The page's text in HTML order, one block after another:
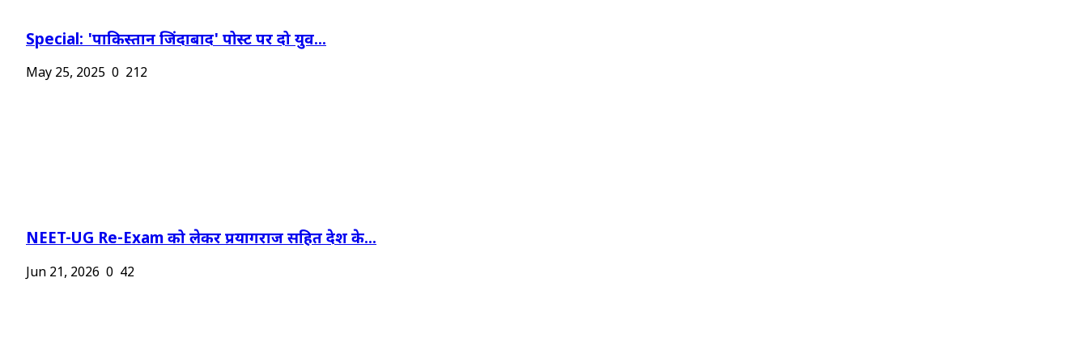
Special: 'पाकिस्तान जिंदाबाद' पोस्ट पर दो युव...
May 25, 2025 0 212
NEET-UG Re-Exam को लेकर प्रयागराज सहित देश के...
Jun 21, 2026 0 42